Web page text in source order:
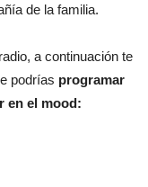
de la familia.
a continuación te
podrías programar
en el mood: